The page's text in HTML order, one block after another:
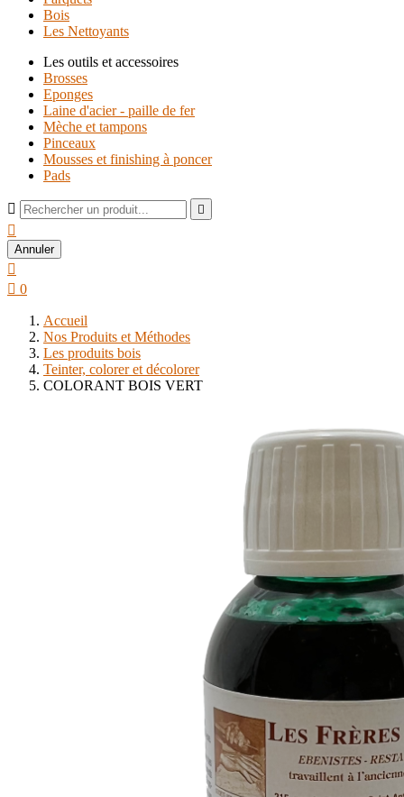
Bois
Les Nettoyants
Les outils et accessoires
Brosses
Eponges
Laine d'acier - paille de fer
Mèche et tampons
Pinceaux
Mousses et finishing à poncer
Pads
 

Annuler

 0
Accueil
Nos Produits et Méthodes
Les produits bois
Teinter, colorer et décolorer
COLORANT BOIS VERT